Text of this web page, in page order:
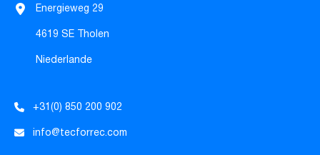
Energieweg 29
4619 SE Tholen
Niederlande
+31(0) 850 200 902
info@tecforrec.com